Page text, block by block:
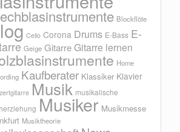
Blockflöte
Cello Corona Drums E-Bass E-
Geige Gitarre Gitarre lernen
Home
Kaufberater Klassiker Klavier
Musik musikalische
Musiker Musikmesse
Musiktheorie